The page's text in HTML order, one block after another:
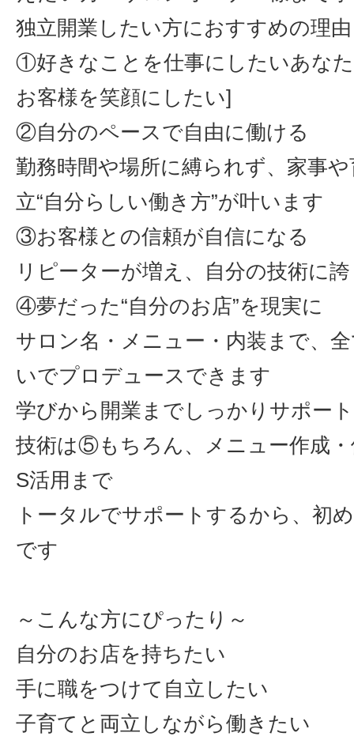
独立開業したい方におすすめの理由
①好きなことを仕事にしたいあな
お客様を笑顔にしたい]
②自分のペースで自由に働ける
勤務時間や場所に縛られず、家事
立“自分らしい働き方”が叶います
③お客様との信頼が自信になる
リピーターが増え、自分の技術に
④夢だった“自分のお店”を現実に
サロン名・メニュー・内装まで、
いでプロデュースできます
学びから開業までしっかりサポート
技術は⑤もちろん、メニュー作成・
S活用まで
トータルでサポートするから、初
です
～こんな方にぴったり～
自分のお店を持ちたい
手に職をつけて自立したい
子育てと両立しながら働きたい